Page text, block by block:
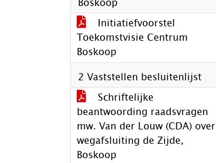
Initiatiefvoorstel
Toekomstvisie Centrum
Boskoop
2 Vaststellen besluitenlijst
Schriftelijke
beantwoording raadsvragen
mw. Van der Louw (CDA) over
wegafsluiting de Zijde,
Boskoop